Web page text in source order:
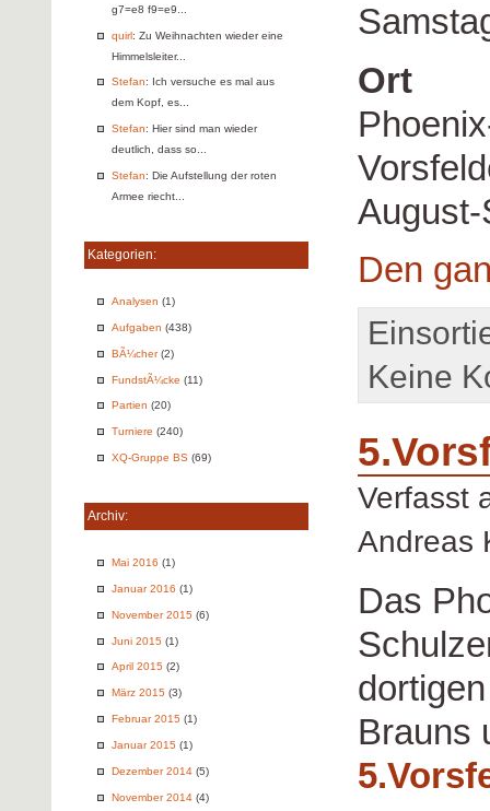
g7=e8 f9=e9...
quirl: Zu Weihnachten wieder eine
Himmelsleiter...
Stefan: Ich versuche es mal aus
dem Kopf, es...
Stefan: Hier sind man wieder
deutlich, dass so...
Stefan: Die Aufstellung der roten
Armee riecht...
Kategorien:
Analysen (1)
Aufgaben (438)
BÃ¼cher(2)
FundstÃ¼cke (11)
Partien (20)
Turniere (240)
XQ-Gruppe BS (69)
Archiv:
Mai 2016 (1)
Januar 2016 (1)
November 2015 (6)
Juni 2015 (1)
April 2015 (2)
März 2015 (3)
Februar 2015 (1)
Januar 2015 (1)
Dezember 2014 (5)
November 2014 (4)
Ort
Den
Keine
Verfasst
Andreas
Das
Brauns